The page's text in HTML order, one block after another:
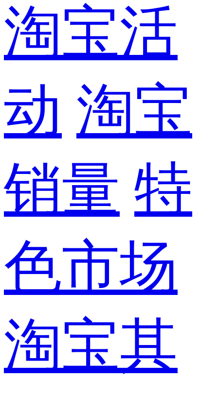
淘宝活
动 淘宝
销量 特
色市场
淘宝其